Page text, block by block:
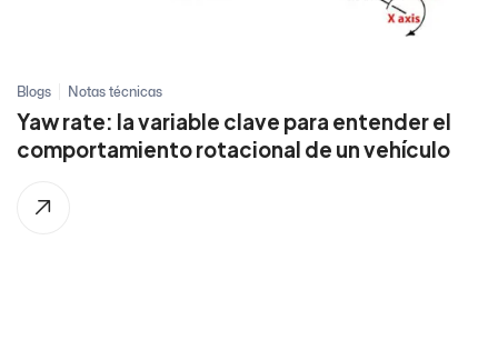
Blogs Notas técnicas
Yaw rate: la variable clave para entender el
comportamiento rotacional de un vehículo